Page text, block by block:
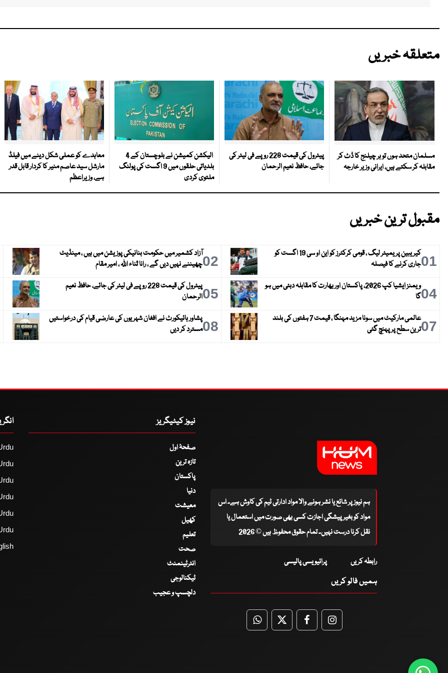
متعلقہ خبریں
مسلمان متحد ہوں تو ہر چیلنج کا ڈٹ کر
مقابلہ کر سکتے ہیں، ایرانی وزیر خارجہ
پیٹرول کی قیمت 228 روپے فی لیٹر کی
جائے، حافظ نعیم الرحمان
الیکشن کمیشن نے بلوچستان کے 4
بلدیاتی حلقوں میں 9 اگست کی پولنگ
ملتوی کردی
معاہدے کو عملی شکل دینے میں فیلڈ
مارشل سید عاصم منیر کا کردار قابل قدر
ہے، وزیراعظم
مقبول ترین خبریں
01
کیریبین پریمیئر لیگ ، قومی کرکٹرز کو این او سی 19 اگست کو
جاری کرنے کا فیصلہ
02آزاد کشمیر میں حکومت بنانیکی پوزیشن میں ہیں ، مینڈیٹ
چھیننے نہیں دیں گے ، رانا ثناء اللہ ، امیر مقام
04
ویمنز ایشیا کپ 2026، پاکستان اور بھارت کا مقابلہ دبئی میں ہو
گا
05
پیٹرول کی قیمت 228 روپے فی لیٹر کی جائے، حافظ نعیم
الرحمان
07
عالمی مارکیٹ میں سونا مزید مہنگا ، قیمت 7 ہفتوں کی بلند
ترین سطح پر پہنچ گئی
08پشاور ہائیکورٹ نے افغان شہریوں کی عارضی قیام کی درخواستیں
مسترد کر دیں
ہم نیوز پر شائع یا نشر ہونے والا مواد ادارتی ٹیم کی کاوش ہے۔ اس
مواد کو بغیر پیشگی اجازت کسی بھی صورت میں استعمال یا
نقل کرنا درست نہیں۔ تمام حقوق محفوظ ہیں © 2026
رابطہ کریں پرائیویسی پالیسی
ہمیں فالو کریں
WhatsApp
TwitterFacebookFacebook
نیوز کیٹیگریز
صفحۂ اول
تازہ ترین
پاکستان
دنیا
معیشت
کھیل
تعلیم
صحت
انٹرٹینمنٹ
ٹیکنالوجی
دلچسپ و عجیب